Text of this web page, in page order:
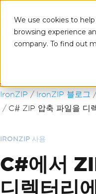
We use cookies to
browsing experience
company. To find out
푸터 콘텐츠로 바로가기
IronZIP IronZIP 블로그
C# ZIP 압축 파일을 디
IRONZIP 사용
C#에서
디렉터리